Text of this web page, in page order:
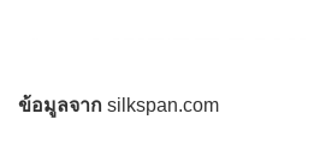
ข้อมูลจาก silkspan.com